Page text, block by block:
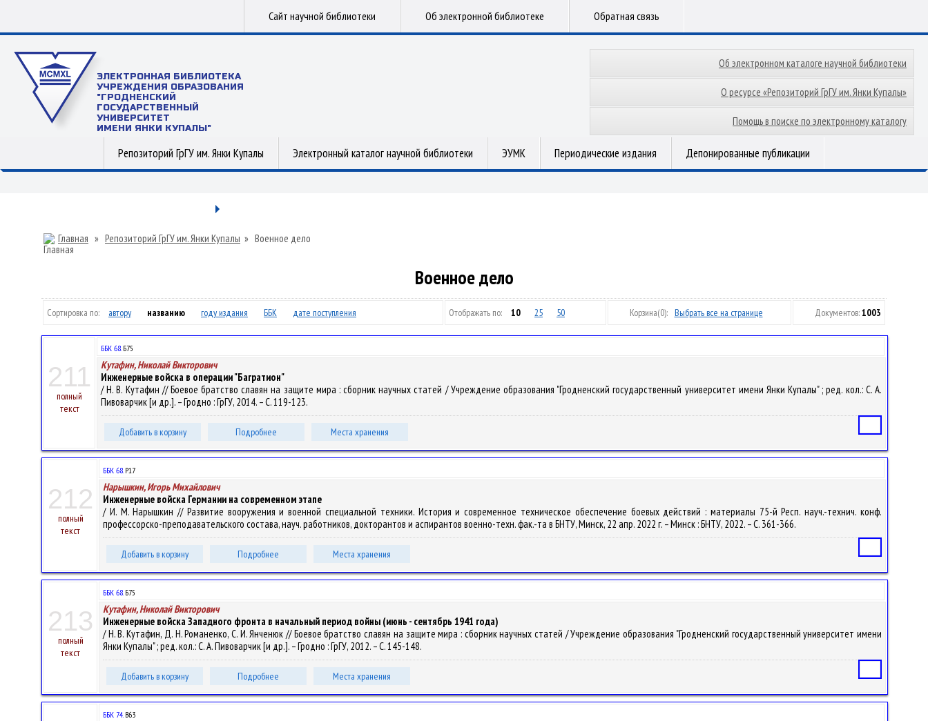
Сайт научной библиотеки Об электронной библиотеке Обратная связь
ЭЛЕКТРОННАЯ БИБЛИОТЕКА
УЧРЕЖДЕНИЯ ОБРАЗОВАНИЯ
"ГРОДНЕНСКИЙ
ГОСУДАРСТВЕННЫЙ
УНИВЕРСИТЕТ
ИМЕНИ ЯНКИ КУПАЛЫ"
Об электронном каталоге научной библиотеки
О ресурсе «Репозиторий ГрГУ им. Янки Купалы»
Помощь в поиске по электронному каталогу
Репозиторий ГрГУ им. Янки Купалы Электронный каталог научной библиотеки ЭУМК Периодические издания Депонированные публикации
Главная » Репозиторий ГрГУ им. Янки Купалы » Военное дело
Военное дело
Сортировка по: автору названию году издания ББК дате поступления Отображать по: 10 25 50 Корзина(0): Выбрать все на странице Документов:1003
211
полный
текст
ББК 68.Б75
Кутафин, Николай Викторович
Инженерные войска в операции "Багратион"
/ Н. В. Кутафин // Боевое братство славян на защите мира : сборник научных статей / Учреждение образования "Гродненский государственный университет имени Янки Купалы" ; ред. кол.: С. А.
Пивоварчик [и др.]. – Гродно : ГрГУ, 2014. – С. 119-123.
Добавить в корзину Подробнее Места хранения
212
полный
текст
ББК 68.Р17
Нарышкин, Игорь Михайлович
Инженерные войска Германии на современном этапе
/ И. М. Нарышкин // Развитие вооружения и военной специальной техники. История и современное техническое обеспечение боевых действий : материалы 75-й Респ. науч.-технич. конф.
профессорско-преподавательского состава, науч. работников, докторантов и аспирантов военно-техн. фак.-та в БНТУ, Минск, 22 апр. 2022 г. – Минск : БНТУ, 2022. – С. 361-366.
Добавить в корзину Подробнее Места хранения
213
полный
текст
ББК 68.Б75
Кутафин, Николай Викторович
Инженерные войска Западного фронта в начальный период войны (июнь - сентябрь 1941 года)
/ Н. В. Кутафин, Д. Н. Романенко, С. И. Янченюк // Боевое братство славян на защите мира : сборник научных статей / Учреждение образования "Гродненский государственный университет имени
Янки Купалы" ; ред. кол.: С. А. Пивоварчик [и др.]. – Гродно : ГрГУ, 2012. – С. 145-148.
Добавить в корзину Подробнее Места хранения
ББК 74.В63